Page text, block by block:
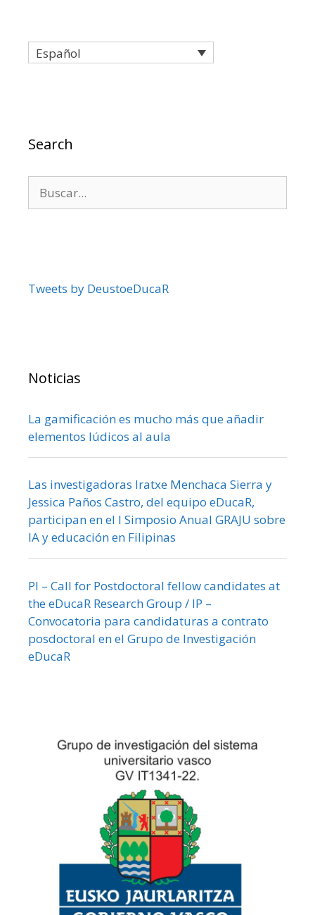
Español
Search
Tweets by DeustoeDucaR
Noticias
La gamificación es mucho más que añadir
elementos lúdicos al aula
Las investigadoras Iratxe Menchaca Sierra y
Jessica Paños Castro, del equipo eDucaR,
participan en el I Simposio Anual GRAJU sobre
IA y educación en Filipinas
PI – Call for Postdoctoral fellow candidates at
the eDucaR Research Group / IP –
Convocatoria para candidaturas a contrato
posdoctoral en el Grupo de Investigación
eDucaR